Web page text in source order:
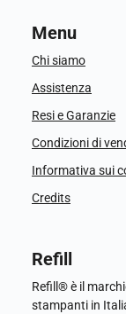
Menu
Chi siamo
Assistenza
Resi e Garanzie
Condizioni di
Informativa sui
Credits
Refill
Refill® è il
stampanti in